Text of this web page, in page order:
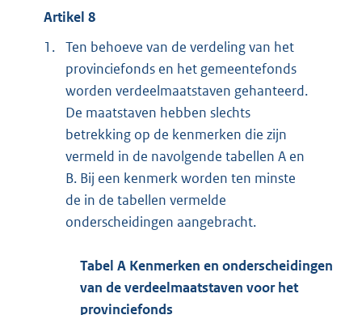
Artikel 8
1. Ten behoeve van de verdeling van het
provinciefonds en het gemeentefonds
worden verdeelmaatstaven gehanteerd.
De maatstaven hebben slechts
betrekking op de kenmerken die zijn
vermeld in de navolgende tabellen A en
B. Bij een kenmerk worden ten minste
de in de tabellen vermelde
onderscheidingen aangebracht.
Tabel A Kenmerken en onderscheidingen
van de verdeelmaatstaven voor het
provinciefonds